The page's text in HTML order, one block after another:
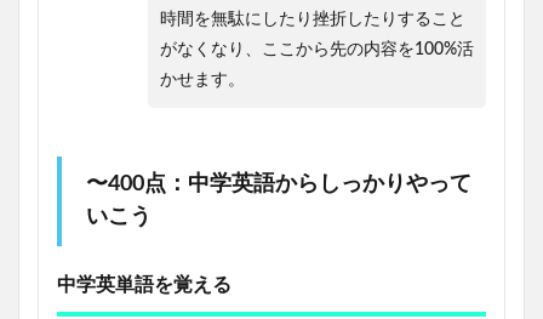
時間を無駄にしたり挫折したりすること
がなくなり、ここから先の内容を100%活
かせます。
〜400点：中学英語からしっかりやって
いこう
中学英単語を覚える